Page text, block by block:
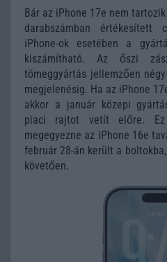
Bár az iPhone 17e nem
darabszámban értékesített
iPhone-ok esetében a
kiszámítható. Az őszi
tömeggyártás jellemzően
megjelenésig. Ha az iPhone
akkor a január közepi
piaci rajtot vetít előre. Ez
megegyezne az iPhone 16e
február 28-án került a
követően.